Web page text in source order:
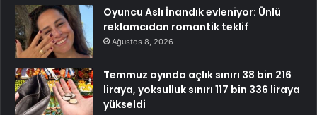
Oyuncu Aslı İnandık evleniyor: Ünlü
reklamcıdan romantik teklif
Ağustos 8, 2026
Temmuz ayında açlık sınırı 38 bin 216
liraya, yoksulluk sınırı 117 bin 336 liraya
yükseldi